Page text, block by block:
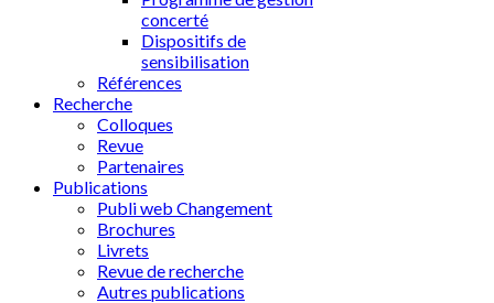
concerté
Dispositifs de
sensibilisation
Références
Recherche
Colloques
Revue
Partenaires
Publications
Publi web Changement
Brochures
Livrets
Revue de recherche
Autres publications